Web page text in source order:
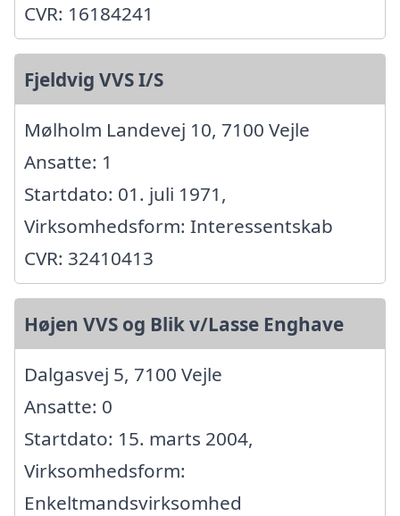
CVR: 16184241
Fjeldvig VVS I/S
Mølholm Landevej 10, 7100 Vejle
Ansatte: 1
Startdato: 01. juli 1971,
Virksomhedsform: Interessentskab
CVR: 32410413
Højen VVS og Blik v/Lasse Enghave
Dalgasvej 5, 7100 Vejle
Ansatte: 0
Startdato: 15. marts 2004,
Virksomhedsform:
Enkeltmandsvirksomhed